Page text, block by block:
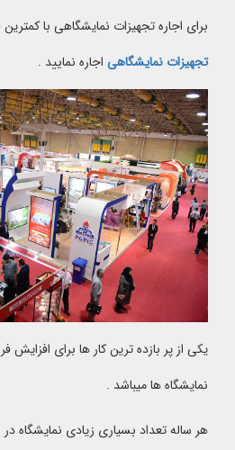
برای اجاره تجهیزات نمایشگاهی با
تجهیزات نمایشگاهی اجاره نمایید .
یکی از پر بازده ترین کار ها برای افزایش
نمایشگاه ها میباشد .
هر ساله تعداد بسیاری زیادی نمایشگاه در